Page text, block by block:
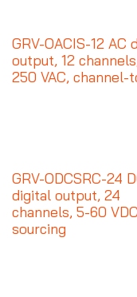
GRV-OACIS-12 AC
output, 12
250 VAC, channel-
GRV-ODCSRC-24
digital output, 24
channels, 5-60
sourcing